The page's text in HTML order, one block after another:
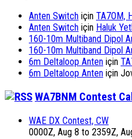
Anten Switch için TA7OM,
Anten Switch için Haluk
160-10m Multiband Dipol
160-10m Multiband Dipol
6m Deltaloop Anten için
6m Deltaloop Anten için
WA7BNM Contest
WAE DX Contest, CW
0000Z, Aug 8 to 2359Z,